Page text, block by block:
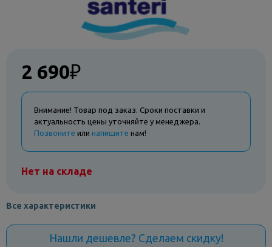
2 690₽
Внимание! Товар под заказ. Сроки поставки и
актуальность цены уточняйте у менеджера.
Позвоните или напишите нам!
Нет на складе
Все характеристики
Нашли дешевле? Сделаем скидку!